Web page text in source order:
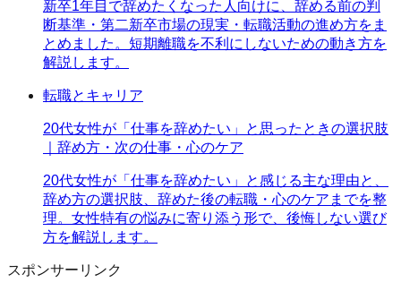
新卒1年目で辞めたくなった人向けに、辞める前の判
断基準・第二新卒市場の現実・転職活動の進め方をま
とめました。短期離職を不利にしないための動き方を
解説します。
転職とキャリア
20代女性が「仕事を辞めたい」と思ったときの選択肢
｜辞め方・次の仕事・心のケア
20代女性が「仕事を辞めたい」と感じる主な理由と、
辞め方の選択肢、辞めた後の転職・心のケアまでを整
理。女性特有の悩みに寄り添う形で、後悔しない選び
方を解説します。
スポンサーリンク